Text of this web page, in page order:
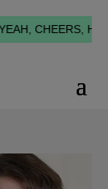
CHEERS,